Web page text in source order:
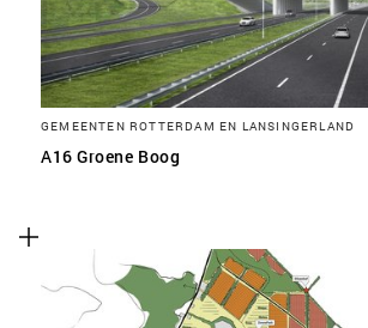
GEMEENTEN ROTTERDAM EN LANSINGERLAND
A16 Groene Boog